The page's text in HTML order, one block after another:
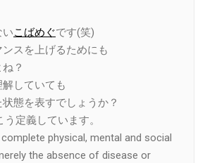
いこばめぐです(笑)
スを上げるためにも
？
していても
態を表すでしょうか？
定義しています。
physical, mental and social
the absence of disease or